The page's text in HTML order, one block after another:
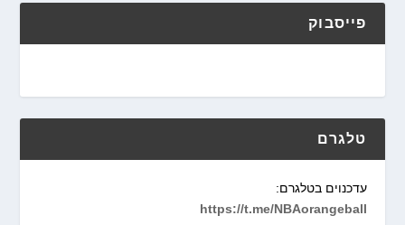
פייסבוק
טלגרם
עדכנוים בטלגרם:
https://t.me/NBAorangeball